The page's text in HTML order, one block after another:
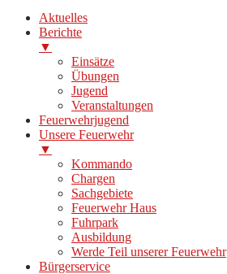
Aktuelles
Berichte
▼
Einsätze
Übungen
Jugend
Veranstaltungen
Feuerwehrjugend
Unsere Feuerwehr
▼
Kommando
Chargen
Sachgebiete
Feuerwehr Haus
Fuhrpark
Ausbildung
Werde Teil unserer Feuerwehr
Bürgerservice